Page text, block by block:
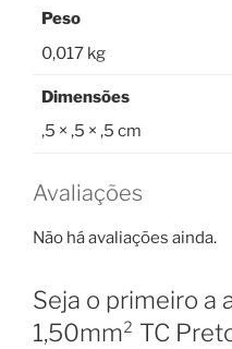
Peso
0,017 kg
Dimensões
,5 × ,5 × ,5 cm
Avaliações
Não há avaliações ainda.
Seja o primeiro a
1,50mm² TC